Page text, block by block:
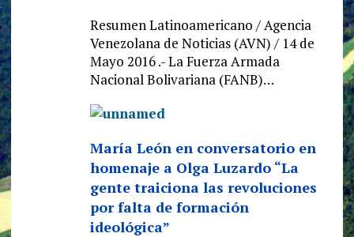
Resumen Latinoamericano / Agencia
Venezolana de Noticias (AVN) / 14 de
Mayo 2016 .- La Fuerza Armada
Nacional Bolivariana (FANB)…
María León en conversatorio en
homenaje a Olga Luzardo “La
gente traiciona las revoluciones
por falta de formación
ideológica”